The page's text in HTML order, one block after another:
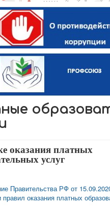
оказания платных
услуг
Правительства РФ от
оказания платных